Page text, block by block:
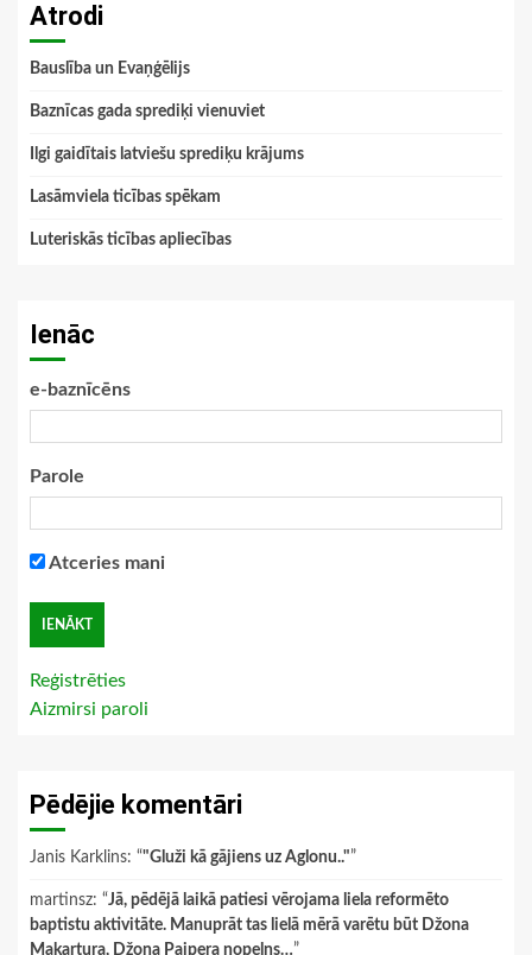
Atrodi
Bauslība un Evaņģēlijs
Baznīcas gada sprediķi vienuviet
Ilgi gaidītais latviešu sprediķu krājums
Lasāmviela ticības spēkam
Luteriskās ticības apliecības
Ienāc
e-baznīcēns
Parole
Atceries mani
Reģistrēties
Aizmirsi paroli
Pēdējie komentāri
Janis Karklins: “"Gluži kā gājiens uz Aglonu.."”
martinsz: “Jā, pēdējā laikā patiesi vērojama liela reformēto
baptistu aktivitāte. Manuprāt tas lielā mērā varētu būt Džona
Makartura, Džona Paipera nopelns…”